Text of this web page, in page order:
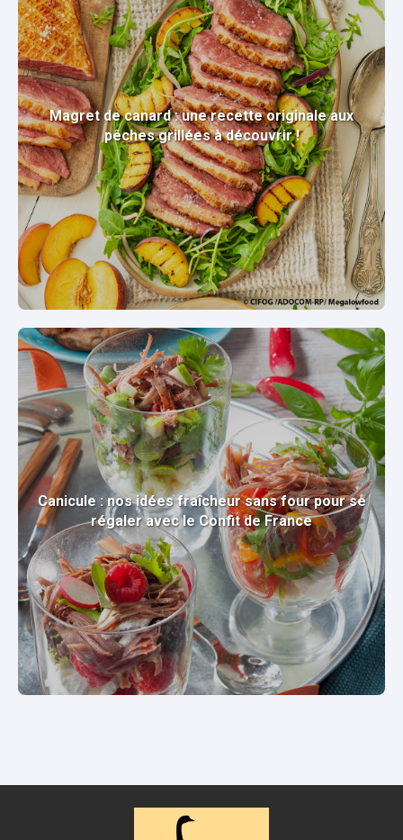
Magret de canard : une recette originale aux
pêches grillées à découvrir !
Canicule : nos idées fraîcheur sans four pour se
régaler avec le Confit de France